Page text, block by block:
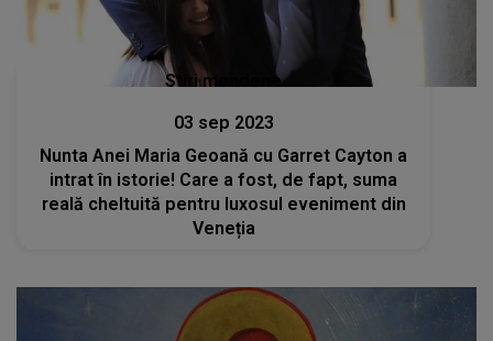
Stiri mondene
03 sep 2023
Nunta Anei Maria Geoană cu Garret Cayton a
intrat în istorie! Care a fost, de fapt, suma
reală cheltuită pentru luxosul eveniment din
Veneția